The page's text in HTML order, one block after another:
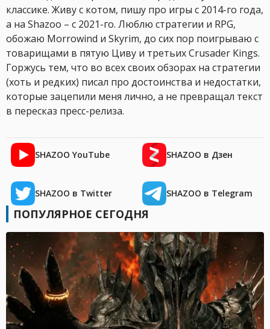
классике. Живу с котом, пишу про игры с 2014-го года,
а на Shazoo – с 2021-го. Люблю стратегии и RPG,
обожаю Morrowind и Skyrim, до сих пор поигрываю с
товарищами в пятую Циву и третьих Crusader Kings.
Горжусь тем, что во всех своих обзорах на стратегии
(хоть и редких) писал про достоинства и недостатки,
которые зацепили меня лично, а не превращал текст
в пересказ пресс-релиза.
SHAZOO YouTube SHAZOO в Дзен
SHAZOO в Twitter SHAZOO в Telegram
ПОПУЛЯРНОЕ СЕГОДНЯ